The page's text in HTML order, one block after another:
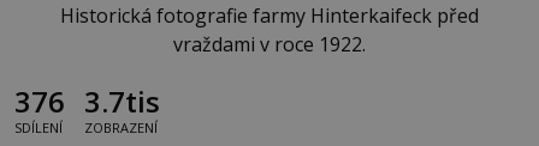
Historická fotografie farmy Hinterkaifeck před
vraždami v roce 1922.
376
SDÍLENÍ
3.7tis
ZOBRAZENÍ